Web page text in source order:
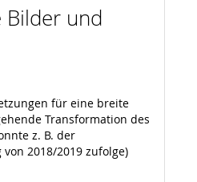
Bilder und
für eine breite
Transformation des
z. B. der
2018/2019 zufolge)